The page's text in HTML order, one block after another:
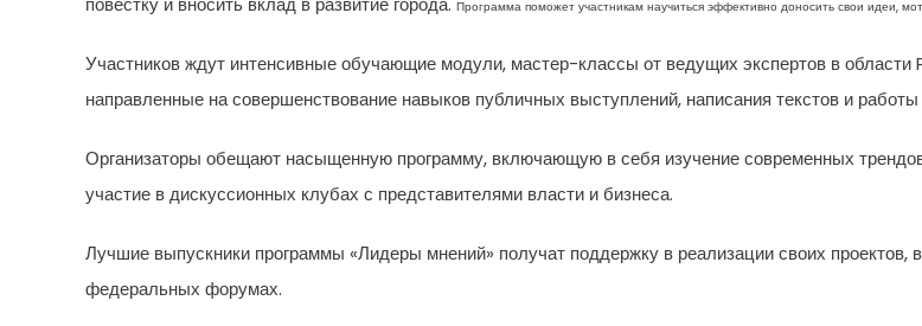
Программа поможет участникам научиться эффективно доносить свои идеи,
Участников ждут интенсивные обучающие модули, мастер-классы от ведущих экспертов в области
направленные на совершенствование навыков публичных выступлений, написания текстов и работы
Организаторы обещают насыщенную программу, включающую в себя изучение современных
участие в дискуссионных клубах с представителями власти и бизнеса.
Лучшие выпускники программы «Лидеры мнений» получат поддержку в реализации своих
федеральных форумах.